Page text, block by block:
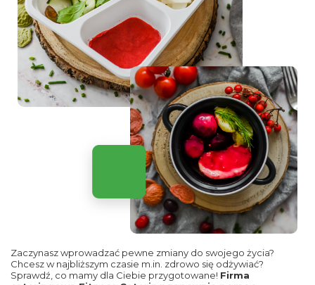
Zaczynasz wprowadzać pewne zmiany do swojego życia?
Chcesz w najbliższym czasie m.in. zdrowo się odżywiać?
Sprawdź, co mamy dla Ciebie przygotowane! Firma